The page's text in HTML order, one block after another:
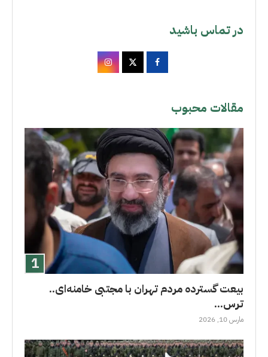
در تماس باشید
مقالات محبوب
بیعت گسترده مردم تهران با مجتبی خامنه‌ای..
ترس...
مارس 10, 2026